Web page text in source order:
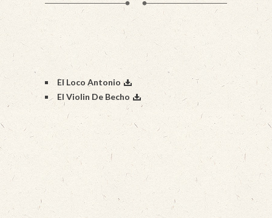
El Loco Antonio
El Violin De Becho